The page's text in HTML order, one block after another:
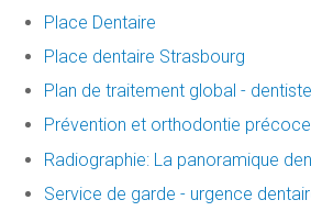
Place Dentaire
Place dentaire Strasbourg
Plan de traitement global - dentiste
Prévention et orthodontie précoce
Radiographie: La panoramique
Service de garde - urgence